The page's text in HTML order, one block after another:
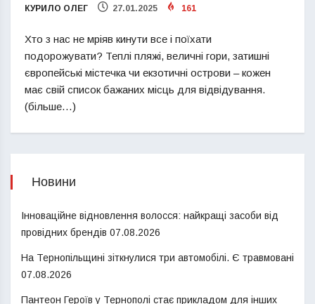
КУРИЛО ОЛЕГ 27.01.2025 161
Хто з нас не мріяв кинути все і поїхати
подорожувати? Теплі пляжі, величні гори, затишні
європейські містечка чи екзотичні острови – кожен
має свій список бажаних місць для відвідування.
(більше…)
Новини
Інноваційне відновлення волосся: найкращі засоби від
провідних брендів 07.08.2026
На Тернопільщині зіткнулися три автомобілі. Є травмовані
07.08.2026
Пантеон Героїв у Тернополі стає прикладом для інших